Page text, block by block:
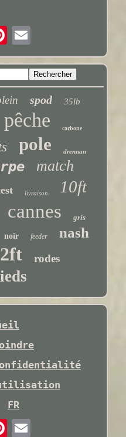
spod 35lb
pêche carbone
pole drennan
match
livraison 10ft
cannes gris
noir feeder nash
rodes
FR